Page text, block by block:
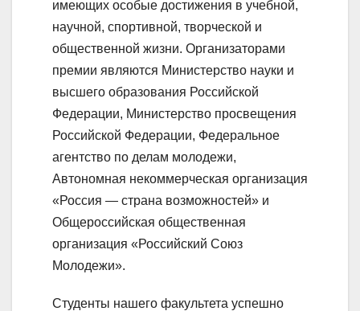
имеющих особые достижения в учебной,
научной, спортивной, творческой и
общественной жизни. Организаторами
премии являются Министерство науки и
высшего образования Российской
Федерации, Министерство просвещения
Российской Федерации, Федеральное
агентство по делам молодежи,
Автономная некоммерческая организация
«Россия — страна возможностей» и
Общероссийская общественная
организация «Российский Союз
Молодежи».
Студенты нашего факультета успешно